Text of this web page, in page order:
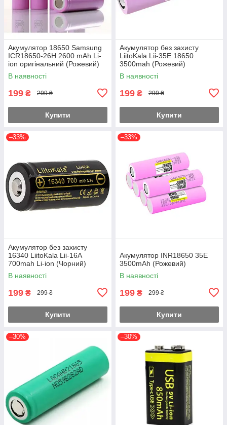
Акумулятор 18650 Samsung
ICR18650-26H 2600 mAh Li-
ion оригінальний (Рожевий)
В наявності
199 ₴ 299 ₴
Купити
Акумулятор без захисту
LiitoKala Lii-35E 18650
3500mah (Рожевий)
В наявності
199 ₴ 299 ₴
Купити
–33%
Акумулятор без захисту
16340 LiitoKala Lii-16A
700mah Li-ion (Чорний)
В наявності
199 ₴ 299 ₴
Купити
–33%
Акумулятор INR18650 35E
3500mAh (Рожевий)
В наявності
199 ₴ 299 ₴
Купити
–30% –30%